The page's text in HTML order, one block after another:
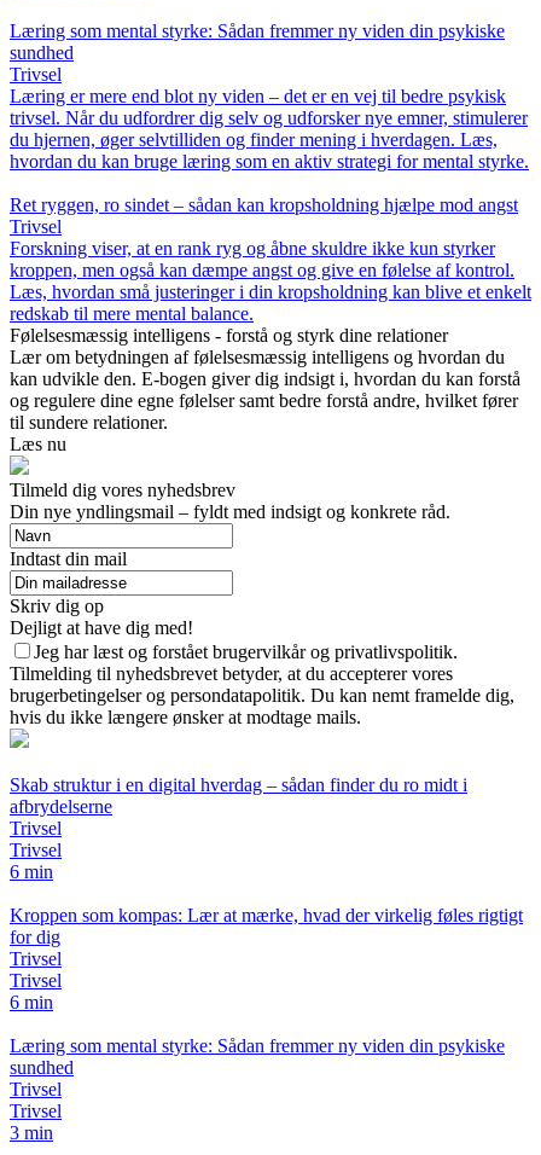
Læring som mental styrke: Sådan fremmer ny viden din psykiske
sundhed
Trivsel
Læring er mere end blot ny viden – det er en vej til bedre psykisk
trivsel. Når du udfordrer dig selv og udforsker nye emner, stimulerer
du hjernen, øger selvtilliden og finder mening i hverdagen. Læs,
hvordan du kan bruge læring som en aktiv strategi for mental styrke.
Ret ryggen, ro sindet – sådan kan kropsholdning hjælpe mod angst
Trivsel
Forskning viser, at en rank ryg og åbne skuldre ikke kun styrker
kroppen, men også kan dæmpe angst og give en følelse af kontrol.
Læs, hvordan små justeringer i din kropsholdning kan blive et enkelt
redskab til mere mental balance.
Følelsesmæssig intelligens - forstå og styrk dine relationer
Lær om betydningen af følelsesmæssig intelligens og hvordan du
kan udvikle den. E-bogen giver dig indsigt i, hvordan du kan forstå
og regulere dine egne følelser samt bedre forstå andre, hvilket fører
til sundere relationer.
Læs nu
Tilmeld dig vores nyhedsbrev
Din nye yndlingsmail – fyldt med indsigt og konkrete råd.
Indtast din mail
Skriv dig op
Dejligt at have dig med!
Jeg har læst og forstået brugervilkår og privatlivspolitik.
Tilmelding til nyhedsbrevet betyder, at du accepterer vores
brugerbetingelser og persondatapolitik. Du kan nemt framelde dig,
hvis du ikke længere ønsker at modtage mails.
Skab struktur i en digital hverdag – sådan finder du ro midt i
afbrydelserne
Trivsel
Trivsel
6 min
Kroppen som kompas: Lær at mærke, hvad der virkelig føles rigtigt
for dig
Trivsel
Trivsel
6 min
Læring som mental styrke: Sådan fremmer ny viden din psykiske
sundhed
Trivsel
Trivsel
3 min